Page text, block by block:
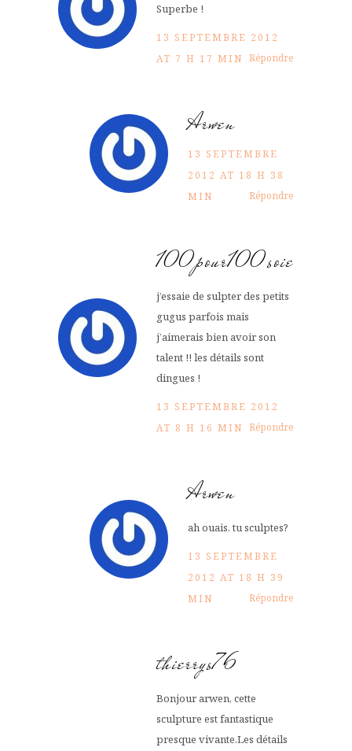
Superbe !
13 SEPTEMBRE 2012
AT 7 H 17 MIN Répondre
Arwen
13 SEPTEMBRE
2012 AT 18 H 38
MIN
Répondre
100pour100soie
j’essaie de sulpter des petits
gugus parfois mais
j’aimerais bien avoir son
talent !! les détails sont
dingues !
13 SEPTEMBRE 2012
AT 8 H 16 MIN Répondre
Arwen
ah ouais, tu sculptes?
13 SEPTEMBRE
2012 AT 18 H 39
MIN
Répondre
thierrys76
Bonjour arwen, cette
sculpture est fantastique
presque vivante.Les détails